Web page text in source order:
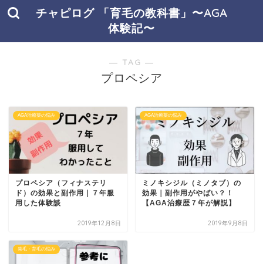
チャピログ 「育毛の教科書」〜AGA
体験記〜
― TAG ―
プロペシア
AGA治療薬の悩み
プロペシア（フィナステリ
ド）の効果と副作用｜７年服
用した体験談
2019年12月8日
AGA治療薬の悩み
ミノキシジル（ミノタブ）の
効果｜副作用がやばい？！
【AGA治療歴７年が解説】
2019年9月8日
発毛・育毛の悩み